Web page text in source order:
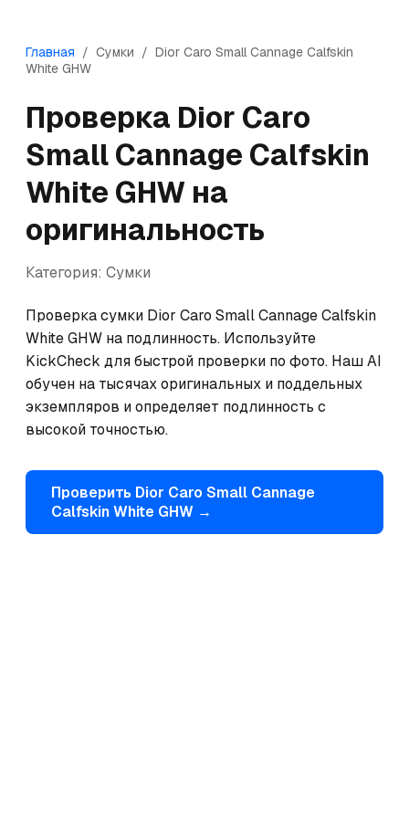
Главная / Сумки / Dior Caro Small Cannage Calfskin
White GHW
Проверка Dior Caro
Small Cannage Calfskin
White GHW на
оригинальность
Категория: Сумки
Проверка сумки Dior Caro Small Cannage Calfskin
White GHW на подлинность. Используйте
KickCheck для быстрой проверки по фото. Наш AI
обучен на тысячах оригинальных и поддельных
экземпляров и определяет подлинность с
высокой точностью.
Проверить Dior Caro Small Cannage
Calfskin White GHW →